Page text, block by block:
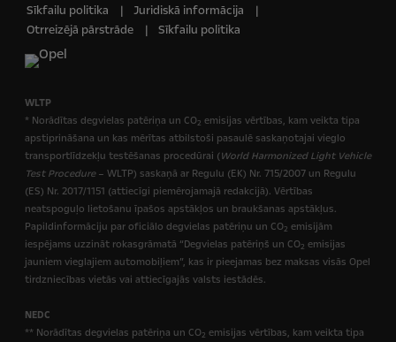
Sīkfailu politika
Juridiskā informācija
Otrreizējā pārstrāde
Sīkfailu politika
WLTP
* Norādītas degvielas patēriņa un CO2 emisijas vērtības, kam veikta tipa
apstiprināšana un kas mērītas atbilstoši pasaulē saskaņotajai vieglo
transportlīdzekļu testēšanas procedūrai (World Harmonized Light Vehicle
Test Procedure– WLTP) saskaņā ar Regulu (EK) Nr. 715/2007 un Regulu
(ES) Nr. 2017/1151 (attiecīgi piemērojamajā redakcijā). Vērtības
neatspoguļo lietošanu īpašos apstākļos un braukšanas apstākļus.
Papildinformāciju par oficiālo degvielas patēriņu un CO2 emisijām
iespējams uzzināt rokasgrāmatā “Degvielas patēriņš un CO2 emisijas
jauniem vieglajiem automobiļiem”, kas ir pieejamas bez maksas visās Opel
tirdzniecības vietās vai attiecīgajās valsts iestādēs.
NEDC
** Norādītas degvielas patēriņa un CO2 emisijas vērtības, kam veikta tipa